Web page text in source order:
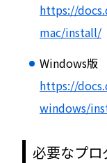
https://
mac/install/
Windows版
https://
windows/
必要なプロ